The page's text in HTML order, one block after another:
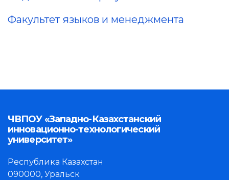
Факультет языков и менеджмента
ЧВПОУ «Западно-Казахстанский
инновационно-технологический
университет»
Республика Казахстан
090000, Уральск